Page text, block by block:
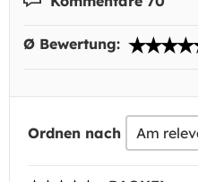
Ø Bewertung:
Ordnen nach